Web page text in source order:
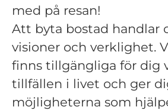
med på resan!
Att byta bostad handlar
visioner och verklighet.
finns tillgängliga för dig
tillfällen i livet och ger
möjligheterna som